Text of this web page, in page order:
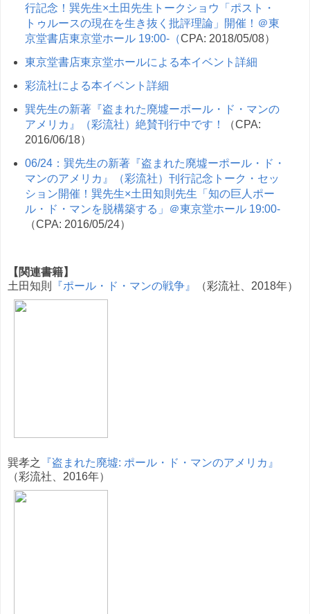
行記念！巽先生×土田先生トークショウ「ポスト・
トゥルースの現在を生き抜く批評理論」開催！＠東
京堂書店東京堂ホール 19:00-（CPA: 2018/05/08）
東京堂書店東京堂ホールによる本イベント詳細
彩流社による本イベント詳細
巽先生の新著『盗まれた廃墟ーポール・ド・マンの
アメリカ』（彩流社）絶賛刊行中です！
（CPA:
2016/06/18）
06/24：巽先生の新著『盗まれた廃墟ーポール・ド・
マンのアメリカ』（彩流社）刊行記念トーク・セッ
ション開催！巽先生×土田知則先生「知の巨人ポー
ル・ド・マンを脱構築する」＠東京堂ホール 19:00-
（CPA: 2016/05/24）
【関連書籍】
土田知則
『ポール・ド・マンの戦争』 （彩流社、2018年）
巽孝之
『盗まれた廃墟: ポール・ド・マンのアメリカ』
（彩流社、2016年）